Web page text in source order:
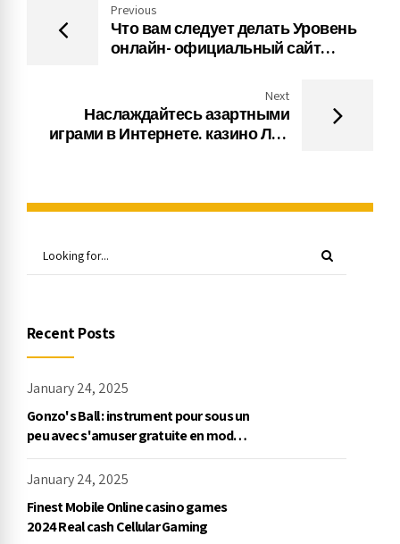
Previous
Что вам следует делать Уровень
онлайн- официальный сайт
Next
Наслаждайтесь азартными
играми в Интернете. казино Лев
Recent Posts
January 24, 2025
Gonzo's Ball : instrument pour sous un
peu avec s'amuser gratuite en mode
démo, NetEnt
January 24, 2025
Finest Mobile Online casino games
2024 Real cash Cellular Gaming